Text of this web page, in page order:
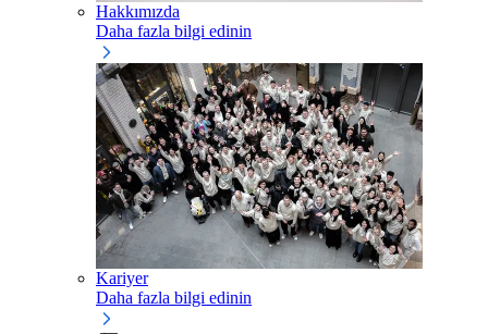
Hakkımızda
Daha fazla bilgi edinin
Kariyer
Daha fazla bilgi edinin